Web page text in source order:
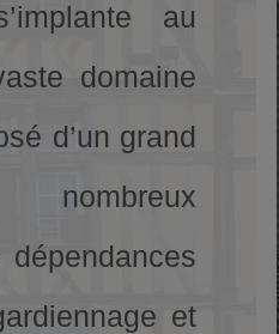
au
domaine
d’un grand
et